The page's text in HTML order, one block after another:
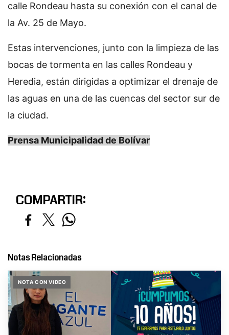
calle Rondeau hasta su conexión con el canal de
la Av. 25 de Mayo.
Estas intervenciones, junto con la limpieza de las
bocas de tormenta en las calles Rondeau y
Heredia, están dirigidas a optimizar el drenaje de
las aguas en una de las cuencas del sector sur de
la ciudad.
Prensa Municipalidad de Bolívar
COMPARTIR:
Notas Relacionadas
NOTA CON VIDEO